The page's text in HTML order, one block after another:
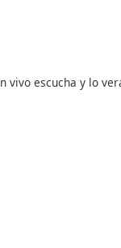
vivo escucha y lo